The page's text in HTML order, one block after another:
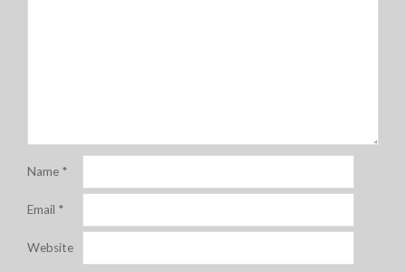
Name *
Email *
Website